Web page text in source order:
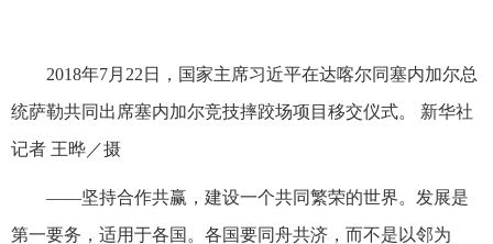
2018年7月22日，国家主席习近平在达喀尔同塞内加尔总
统萨勒共同出席塞内加尔竞技摔跤场项目移交仪式。 新华社
记者 王晔／摄
——坚持合作共赢，建设一个共同繁荣的世界。发展是
第一要务，适用于各国。各国要同舟共济，而不是以邻为